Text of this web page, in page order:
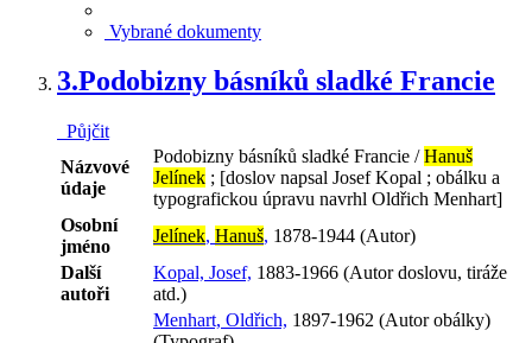
Vybrané dokumenty
3.Podobizny básníků sladké Francie
Půjčit
Názvové
údaje
Podobizny básníků sladké Francie /Hanuš
Jelínek ; [doslov napsal Josef Kopal ; obálku a
typografickou úpravu navrhl Oldřich Menhart]
Osobní
jméno
Jelínek, Hanuš, 1878-1944 (Autor)
Další
autoři
Kopal, Josef, 1883-1966 (Autor doslovu, tiráže
atd.)
Menhart, Oldřich, 1897-1962 (Autor obálky)